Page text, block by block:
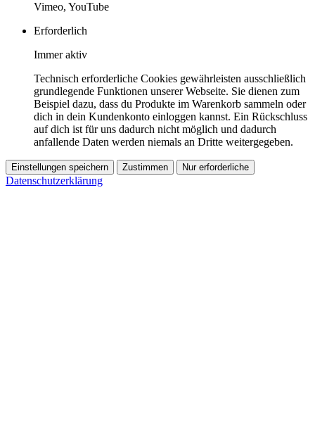
Vimeo, YouTube
Erforderlich
Immer aktiv
Technisch erforderliche Cookies gewährleisten ausschließlich
grundlegende Funktionen unserer Webseite. Sie dienen zum
Beispiel dazu, dass du Produkte im Warenkorb sammeln oder
dich in dein Kundenkonto einloggen kannst. Ein Rückschluss
auf dich ist für uns dadurch nicht möglich und dadurch
anfallende Daten werden niemals an Dritte weitergegeben.
Einstellungen speichern Zustimmen Nur erforderliche
Datenschutzerklärung